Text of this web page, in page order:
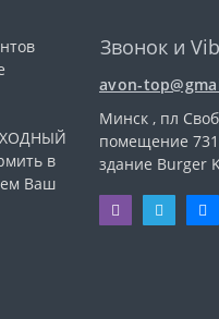
в
Ваш
Звонок и
avon-
Минск , пл
помещение
здание Burger